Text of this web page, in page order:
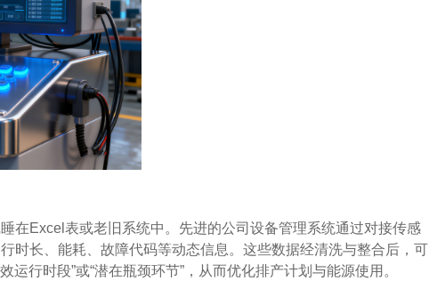
在Excel表或老旧系统中。先进的公司设备管理系统通过对接传感
时长、能耗、故障代码等动态信息。这些数据经清洗与整合后，可
运行时段”或“潜在瓶颈环节”，从而优化排产计划与能源使用。